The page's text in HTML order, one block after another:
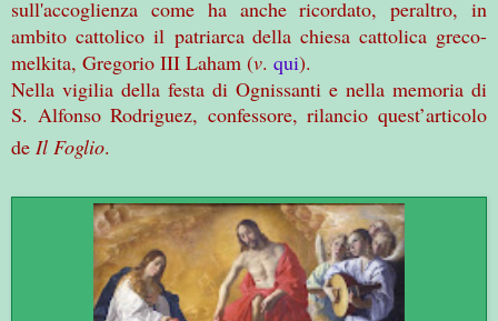
sull'accoglienza come ha anche ricordato, peraltro, in
ambito cattolico il patriarca della chiesa cattolica greco-
melkita, Gregorio III Laham (v. qui).
Nella vigilia della festa di Ognissanti e nella memoria di
S. Alfonso Rodriguez, confessore, rilancio quest’articolo
de Il Foglio.